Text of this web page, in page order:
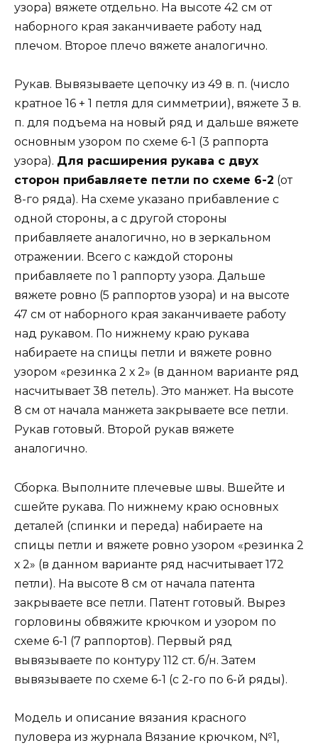
узора) вяжете отдельно. На высоте 42 см от
наборного края заканчиваете работу над
плечом. Второе плечо вяжете аналогично.
Рукав. Вывязываете цепочку из 49 в. п. (число
кратное 16 + 1 петля для симметрии), вяжете 3 в.
п. для подъема на новый ряд и дальше вяжете
основным узором по схеме 6-1 (3 раппорта
узора). Для расширения рукава с двух
сторон прибавляете петли по схеме 6-2 (от
8-го ряда). На схеме указано прибавление с
одной стороны, а с другой стороны
прибавляете аналогично, но в зеркальном
отражении. Всего с каждой стороны
прибавляете по 1 раппорту узора. Дальше
вяжете ровно (5 раппортов узора) и на высоте
47 см от наборного края заканчиваете работу
над рукавом. По нижнему краю рукава
набираете на спицы петли и вяжете ровно
узором «резинка 2 х 2» (в данном варианте ряд
насчитывает 38 петель). Это манжет. На высоте
8 см от начала манжета закрываете все петли.
Рукав готовый. Второй рукав вяжете
аналогично.
Сборка. Выполните плечевые швы. Вшейте и
сшейте рукава. По нижнему краю основных
деталей (спинки и переда) набираете на
спицы петли и вяжете ровно узором «резинка 2
х 2» (в данном варианте ряд насчитывает 172
петли). На высоте 8 см от начала патента
закрываете все петли. Патент готовый. Вырез
горловины обвяжите крючком и узором по
схеме 6-1 (7 раппортов). Первый ряд
вывязываете по контуру 112 ст. б/н. Затем
вывязываете по схеме 6-1 (с 2-го по 6-й ряды).
Модель и описание вязания красного
пуловера из журнала Вязание крючком, №1,